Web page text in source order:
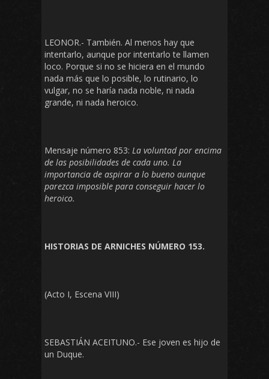
LEONOR.- También. Al menos hay que
intentarlo, aunque por intentarlo te llamen
loco. Porque si no se hiciera en el mundo
nada más que lo posible, lo rutinario, lo
vulgar, no se haría nada noble, ni nada
grande, ni nada heroico.
Mensaje número 853: La voluntad por encima
de las posibilidades de cada uno. La
importancia de aspirar a lo bueno aunque
parezca imposible para conseguir hacer lo
heroico.
HISTORIAS DE ARNICHES NÚMERO 153.
(Acto I, Escena VIII)
SEBASTIÁN ACEITUNO.- Ese joven es hijo de
un Duque.